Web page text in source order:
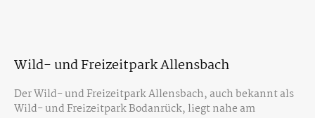
Wild- und Freizeitpark Allensbach
Der Wild- und Freizeitpark Allensbach, auch bekannt als
Wild- und Freizeitpark Bodanrück, liegt nahe am